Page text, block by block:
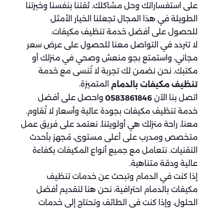
على استفساراتك وحل مشاكلك. ثقتنا بنفسنا وخبرتنا
الطويلة في هذا المجال تجعلنا الخيار الأمثل
للحصول على أفضل خدمة تنظيف مكيفات.
لا تتردد في التواصل معنا للحصول على عرض سعر
مجاني، واستمتع بجو منعش وصحي في منزلك أو
مكتبك. نحن نضمن لك تجربة لا تُنسى مع خدمة
تنظيف مكيفات بالدمام المتميزة.
اتصل بنا الآن 0583861846 واحصل على أفضل
خدمة تنظيف مكيفات بجودة عالية وأسعار لا تُقاوم.
معنا، راحة منزلك هي أولويتنا. نعتمد على فريق عمل
متخصص ومدرب على أعلى مستوى، مُجهز بأحدث
التقنيات. نتعامل مع جميع أنواع المكيفات بكفاءة
عالية ودقة متناهية.
إذا كنت في الدمام وتبحث عن خدمات تنظيف
مكيفات بالدمام احترافية، نحن هنا لتقديم أفضل
الحلول. وإذا كنت في الطائف وتحتاج إلى خدمات